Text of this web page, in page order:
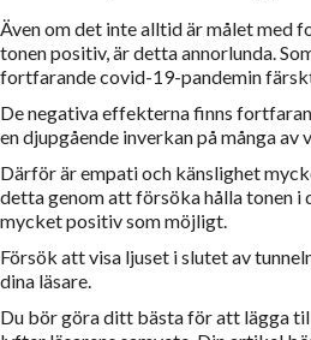
Även om det inte alltid är målet med
tonen positiv, är detta annorlunda.
fortfarande covid-19-pandemin
De negativa effekterna finns
en djupgående inverkan på många av
Därför är empati och känslighet
detta genom att försöka hålla tonen i
mycket positiv som möjligt.
Försök att visa ljuset i slutet av
dina läsare.
Du bör göra ditt bästa för att lägga